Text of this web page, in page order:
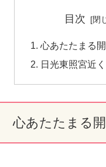
目次
心あたたまる
日光東照宮近
心あたたまる